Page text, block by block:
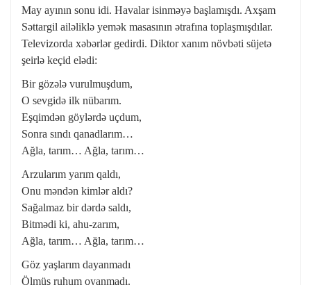
May ayının sonu idi. Havalar isinməyə başlamışdı. Axşam
Səttargil ailəliklə yemək masasının ətrafına toplaşmışdılar.
Televizorda xəbərlər gedirdi. Diktor xanım növbəti süjetə
şeirlə keçid elədi:
Bir gözələ vurulmuşdum,
O sevgidə ilk nübarım.
Eşqimdən göylərdə uçdum,
Sonra sındı qanadlarım…
Ağla, tarım… Ağla, tarım…
Arzularım yarım qaldı,
Onu məndən kimlər aldı?
Sağalmaz bir dərdə saldı,
Bitmədi ki, ahu-zarım,
Ağla, tarım… Ağla, tarım…
Göz yaşlarım dayanmadı
Ölmüş ruhum oyanmadı.